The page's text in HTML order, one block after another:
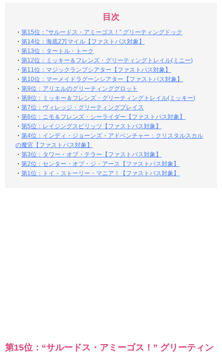
目次
・第15位：“サルードス・アミーゴス！” グリーティングドック
・第14位：海底2万マイル【ファストパス対象】
・第13位：タートル・トーク
・第12位：ミッキー＆フレンズ・グリーティングトレイル(ミニー)
・第11位：マジックランプシアター【ファストパス対象】
・第10位：マーメイドラグーンシアター【ファストパス対象】
・第9位：アリエルのグリーティンググロット
・第8位：ミッキー＆フレンズ・グリーティングトレイル(ミッキー)
・第7位：ヴィレッジ・グリーティングプレイス
・第6位：ニモ＆フレンズ・シーライダー【ファストパス対象】
・第5位：レイジングスピリッツ【ファストパス対象】
・第4位：インディ・ジョーンズ・アドベンチャー：クリスタルスカル
の魔宮【ファストパス対象】
・第3位：タワー・オブ・テラー【ファストパス対象】
・第2位：センター・オブ・ジ・アース【ファストパス対象】
・第1位：トイ・ストーリー・マニア！【ファストパス対象】
第15位：“サルードス・アミーゴス！” グリーティン